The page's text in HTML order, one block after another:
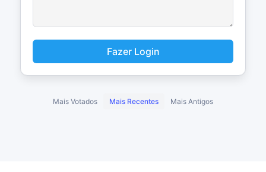
Fazer Login
Mais Votados Mais Recentes Mais Antigos